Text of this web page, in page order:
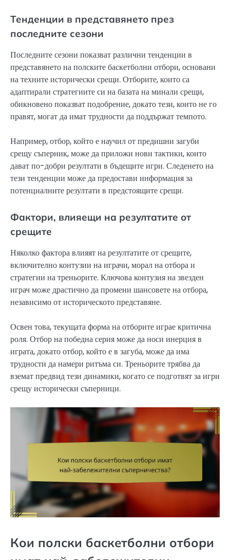
Тенденции в представянето през
последните сезони
Последните сезони показват различни тенденции в
представянето на полските баскетболни отбори, основани
на техните исторически срещи. Отборите, които са
адаптирали стратегиите си на базата на минали срещи,
обикновено показват подобрение, докато тези, които не го
правят, могат да имат трудности да поддържат темпото.
Например, отбор, който е научил от предишни загуби
срещу съперник, може да приложи нови тактики, които
дават по-добри резултати в бъдещите игри. Следенето на
тези тенденции може да предостави информация за
потенциалните резултати в предстоящите срещи.
Фактори, влияещи на резултатите от
срещите
Няколко фактора влияят на резултатите от срещите,
включително контузии на играчи, морал на отбора и
стратегии на треньорите. Ключова контузия на звезден
играч може драстично да промени шансовете на отбора,
независимо от историческото представяне.
Освен това, текущата форма на отборите играе критична
роля. Отбор на победна серия може да носи инерция в
играта, докато отбор, който е в загуба, може да има
трудности да намери ритъма си. Треньорите трябва да
вземат предвид тези динамики, когато се подготвят за игри
срещу исторически съперници.
Кои полски баскетболни отбори